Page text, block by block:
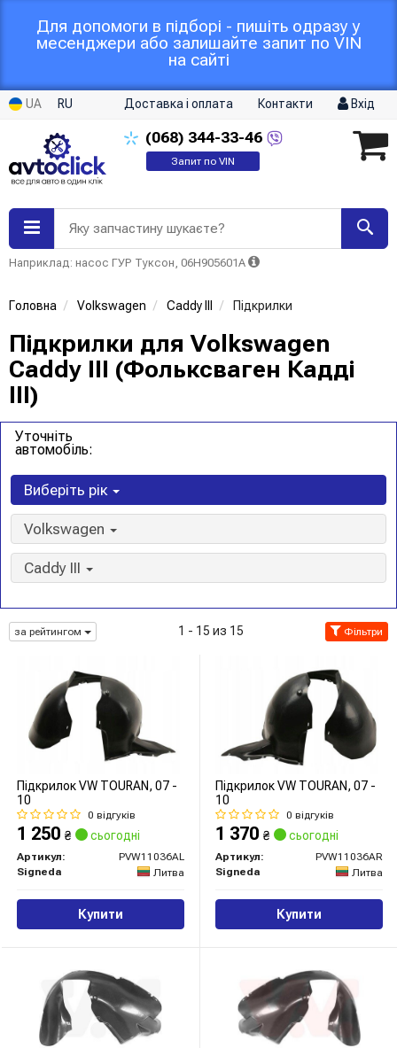
Для допомоги в підборі - пишіть одразу у
месенджери або залишайте запит по VIN
на сайті
UA RU Доставка і оплата Контакти Вхід
(068) 344-33-46
Запит по VIN
Яку запчастину шукаєте?
Наприклад: насос ГУР Туксон, 06H905601A
Головна Volkswagen Caddy III Підкрилки
Підкрилки для Volkswagen
Caddy III (Фольксваген Кадді
III)
Уточніть
автомобіль:
Виберіть рік
Volkswagen
Caddy III
за рейтингом 1 - 15 из 15 Фільтри
Підкрилок VW TOURAN, 07 -
10
0 відгуків
1 250 ₴ сьогодні
Артикул:
PVW11036AL
Signeda
Литва
Купити
Підкрилок VW TOURAN, 07 -
10
0 відгуків
1 370 ₴ сьогодні
Артикул:
PVW11036AR
Signeda
Литва
Купити